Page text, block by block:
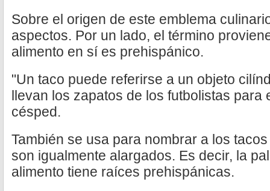
Sobre el origen de este emblema
aspectos. Por un lado, el término
alimento en sí es prehispánico.
"Un taco puede referirse a un objeto
llevan los zapatos de los futbolistas para
césped.
También se usa para nombrar a los
son igualmente alargados. Es decir, la
alimento tiene raíces prehispánicas.